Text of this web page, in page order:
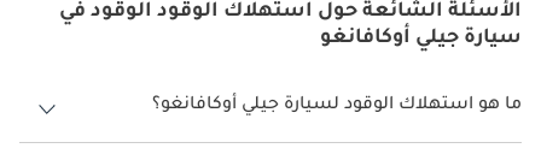
الأسئلة الشائعة حول استهلاك الوقود الوقود في
سيارة جيلي أوكافانغو
ما هو استهلاك الوقود لسيارة جيلي أوكافانغو؟
يتراوح استهلاك الوقود لسيارة جيلي أوكافانغو بين 11 كم/ليتر.